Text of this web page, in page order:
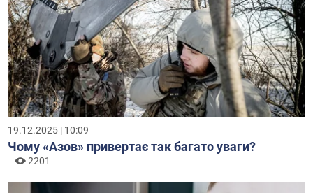
19.12.2025 | 10:09
Чому «Азов» привертає так багато уваги?
2201